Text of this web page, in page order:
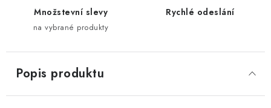
Množstevní slevy
na vybrané produkty
Rychlé odeslání
Popis produktu